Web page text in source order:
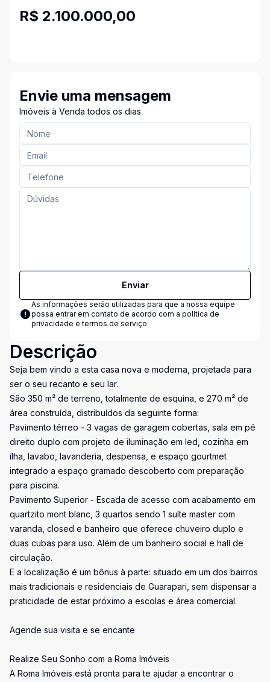
R$ 2.100.000,00
Envie uma mensagem
Imóveis à Venda todos os dias
Enviar
As informações serão utilizadas para que a nossa equipe
possa entrar em contato de acordo com a política de
privacidade e termos de serviço
Descrição
Seja bem vindo a esta casa nova e moderna, projetada para
ser o seu recanto e seu lar.
São 350 m² de terreno, totalmente de esquina, e 270 m² de
área construída, distribuídos da seguinte forma:
Pavimento térreo - 3 vagas de garagem cobertas, sala em pé
direito duplo com projeto de iluminação em led, cozinha em
ilha, lavabo, lavanderia, despensa, e espaço gourtmet
integrado a espaço gramado descoberto com preparação
para piscina.
Pavimento Superior - Escada de acesso com acabamento em
quartzito mont blanc, 3 quartos sendo 1 suíte master com
varanda, closed e banheiro que oferece chuveiro duplo e
duas cubas para uso. Além de um banheiro social e hall de
circulação.
E a localização é um bônus à parte: situado em um dos bairros
mais tradicionais e residenciais de Guarapari, sem dispensar a
praticidade de estar próximo a escolas e área comercial.
Agende sua visita e se encante
Realize Seu Sonho com a Roma Imóveis
A Roma Imóveis está pronta para te ajudar a encontrar o